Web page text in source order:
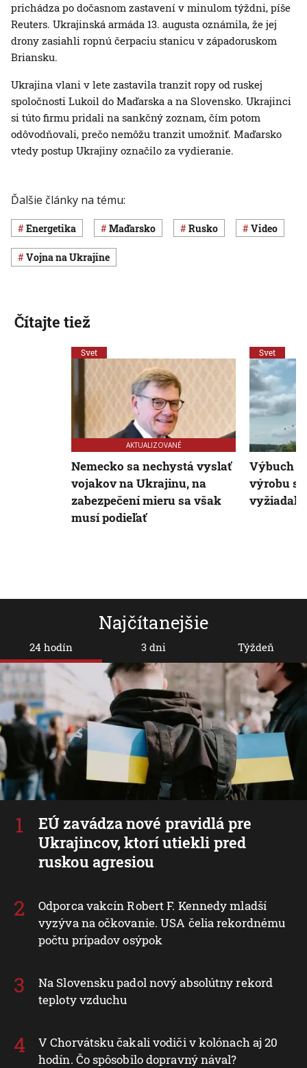
prichádza po dočasnom zastavení v minulom týždni, píše
Reuters. Ukrajinská armáda 13. augusta oznámila, že jej
drony zasiahli ropnú čerpaciu stanicu v západoruskom
Briansku.
Ukrajina vlani v lete zastavila tranzit ropy od ruskej
spoločnosti Lukoil do Maďarska a na Slovensko. Ukrajinci
si túto firmu pridali na sankčný zoznam, čím potom
odôvodňovali, prečo nemôžu tranzit umožniť. Maďarsko
vtedy postup Ukrajiny označilo za vydieranie.
Ďalšie články na tému:
Energetika Maďarsko Rusko Video
vojna na Ukrajine
Najčítanejšie
24 hodín
EÚ zavádza nové pravidlá pre
Ukrajincov, ktorí utiekli pred
ruskou agresiou
Odporca vakcín Robert F. Kennedy mladší
vyzýva na očkovanie. USA čelia rekordnému
počtu prípadov osýpok
Na Slovensku padol nový absolútny rekord
teploty vzduchu
V Chorvátsku čakali vodiči v kolónach aj 20
hodín. Čo spôsobilo dopravný nával?
3 dni Týždeň
Čítajte tiež
Svet
AKTUALIZOVANÉ
Nemecko sa nechystá vyslať
vojakov na Ukrajinu, na
zabezpečení mieru sa však
musí podieľať
Svet
Výbuch
výrobu
vyžiadal